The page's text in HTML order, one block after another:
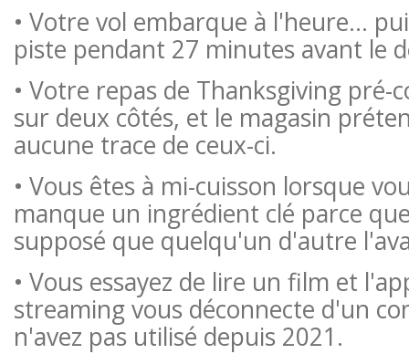
• Votre vol embarque à l'heure…
piste pendant 27 minutes avant le
• Votre repas de Thanksgiving pré-
sur deux côtés, et le magasin
aucune trace de ceux-ci.
• Vous êtes à mi-cuisson lorsque
manque un ingrédient clé parce
supposé que quelqu'un d'autre
• Vous essayez de lire un film et
streaming vous déconnecte d'un
n'avez pas utilisé depuis 2021.